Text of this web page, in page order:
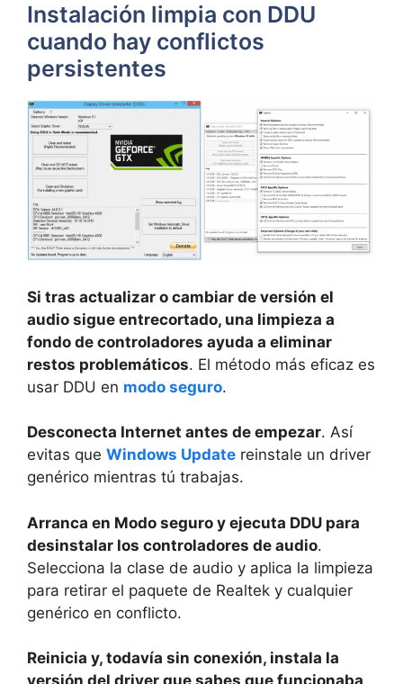
Instalación limpia con DDU
cuando hay conflictos
persistentes
Si tras actualizar o cambiar de versión el
audio sigue entrecortado, una limpieza a
fondo de controladores ayuda a eliminar
restos problemáticos. El método más eficaz es
usar DDU en modo seguro.
Desconecta Internet antes de empezar. Así
evitas que Windows Update reinstale un driver
genérico mientras tú trabajas.
Arranca en Modo seguro y ejecuta DDU para
desinstalar los controladores de audio.
Selecciona la clase de audio y aplica la limpieza
para retirar el paquete de Realtek y cualquier
genérico en conflicto.
Reinicia y, todavía sin conexión, instala la